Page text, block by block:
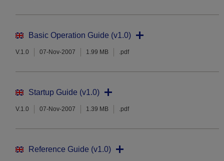
Basic Operation Guide (v1.0)
V.1.0 07-Nov-2007 1.99 MB .pdf
Startup Guide (v1.0)
V.1.0 07-Nov-2007 1.39 MB .pdf
Reference Guide (v1.0)